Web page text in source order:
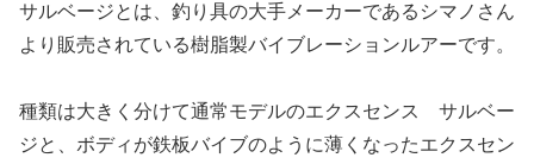
サルベージとは、釣り具の大手メーカーであるシマノさん
より販売されている樹脂製バイブレーションルアーです。
種類は大きく分けて通常モデルのエクスセンス サルベー
ジと、ボディが鉄板バイブのように薄くなったエクスセン